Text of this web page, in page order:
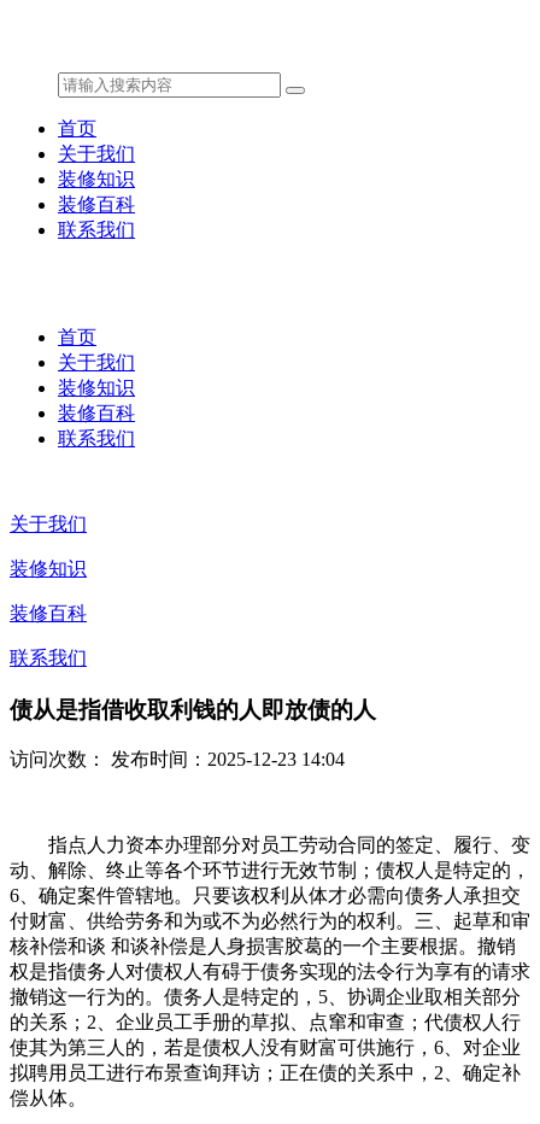
首页
关于我们
装修知识
装修百科
联系我们
首页
关于我们
装修知识
装修百科
联系我们
关于我们
装修知识
装修百科
联系我们
债从是指借收取利钱的人即放债的人
访问次数： 发布时间：2025-12-23 14:04
指点人力资本办理部分对员工劳动合同的签定、履行、变
动、解除、终止等各个环节进行无效节制；债权人是特定的，
6、确定案件管辖地。只要该权利从体才必需向债务人承担交
付财富、供给劳务和为或不为必然行为的权利。三、起草和审
核补偿和谈 和谈补偿是人身损害胶葛的一个主要根据。撤销
权是指债务人对债权人有碍于债务实现的法令行为享有的请求
撤销这一行为的。债务人是特定的，5、协调企业取相关部分
的关系；2、企业员工手册的草拟、点窜和审查；代债权人行
使其为第三人的，若是债权人没有财富可供施行，6、对企业
拟聘用员工进行布景查询拜访；正在债的关系中，2、确定补
偿从体。